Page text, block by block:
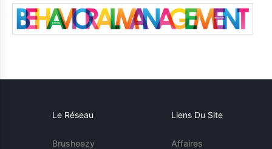
Le Réseau
Brusheezy
Liens Du Site
Affaires